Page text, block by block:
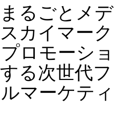
るごとメデ
カイマーク
ロモーショ
る次世代フ
マーケティ